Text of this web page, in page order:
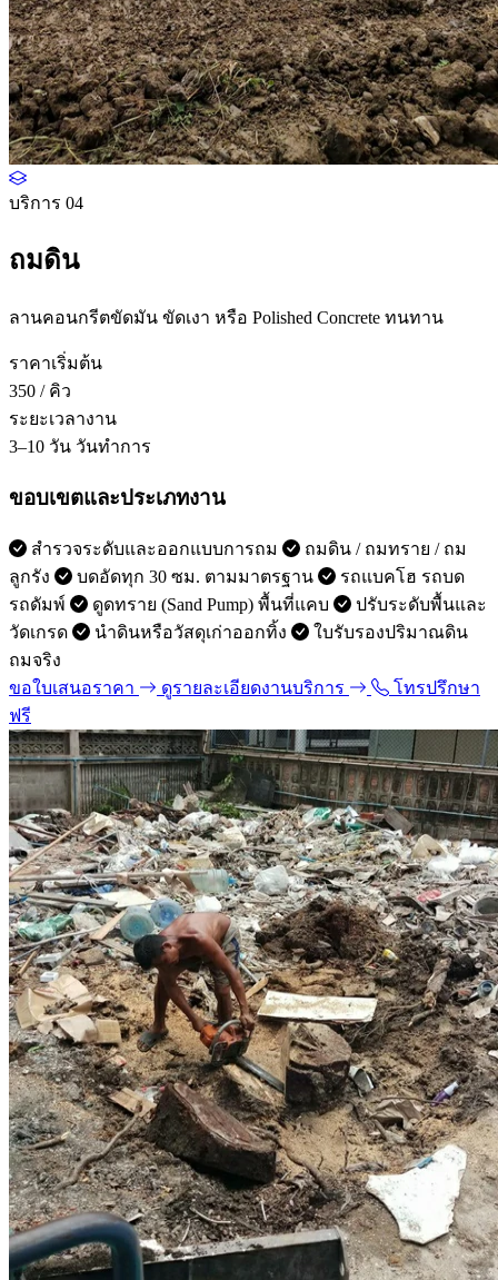
บริการ 04
ถมดิน
ลานคอนกรีตขัดมัน ขัดเงา หรือ Polished Concrete ทนทาน
ราคาเริ่มต้น
350 / คิว
ระยะเวลางาน
3–10 วัน วันทำการ
ขอบเขตและประเภทงาน
สำรวจระดับและออกแบบการถม
ถมดิน / ถมทราย / ถม
ลูกรัง
บดอัดทุก 30 ซม. ตามมาตรฐาน
รถแบคโฮ รถบด
รถดัมพ์
ดูดทราย (Sand Pump) พื้นที่แคบ
ปรับระดับพื้นและ
วัดเกรด
นำดินหรือวัสดุเก่าออกทิ้ง
ใบรับรองปริมาณดิน
ถมจริง
ขอใบเสนอราคา
ดูรายละเอียดงานบริการ
โทรปรึกษา
ฟรี